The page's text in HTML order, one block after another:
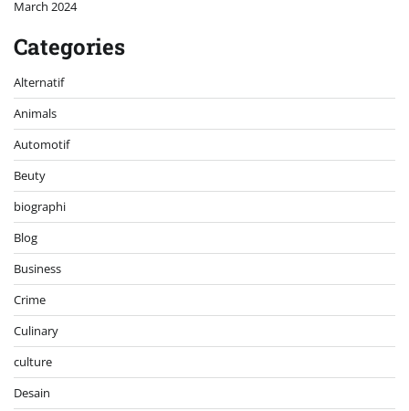
March 2024
Categories
Alternatif
Animals
Automotif
Beuty
biographi
Blog
Business
Crime
Culinary
culture
Desain